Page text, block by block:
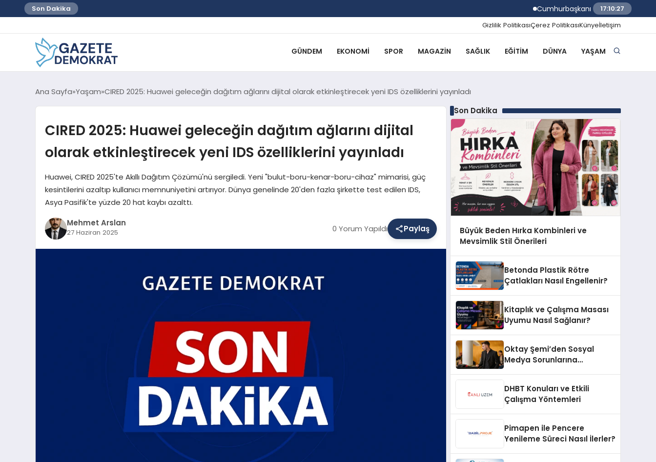
Son Dakika Cumhurbaşkanı Erdoğan TÜGVA Yaz
17:10:28
Gizlilik PolitikasıÇerez PolitikasıKünyeİletişim
GÜNDEM EKONOMI SPOR MAGAZIN SAĞLIK EĞITIM DÜNYA YAŞAM
Ana Sayfa Yaşam CIRED 2025: Huawei geleceğin dağıtım ağlarını dijital olarak etkinleştirecek yeni IDS özelliklerini yayınladı
CIRED 2025: Huawei geleceğin dağıtım ağlarını dijital
olarak etkinleştirecek yeni IDS özelliklerini yayınladı
Huawei, CIRED 2025'te Akıllı Dağıtım Çözümü'nü sergiledi. Yeni "bulut-boru-kenar-boru-cihaz" mimarisi, güç
kesintilerini azaltıp kullanıcı memnuniyetini artırıyor. Dünya genelinde 20'den fazla şirkette test edilen IDS,
Asya Pasifik'te yüzde 20 hat kaybı azalttı.
Mehmet Arslan
27 Haziran 2025 0 Yorum Yapıldı Paylaş
Son Dakika
Büyük Beden Hırka Kombinleri ve
Mevsimlik Stil Önerileri
Betonda Plastik Rötre
Çatlakları Nasıl Engellenir?
Kitaplık ve Çalışma Masası
Uyumu Nasıl Sağlanır?
Oktay Şemi’den Sosyal
Medya Sorunlarına
DHBT Konuları ve Etkili
Çalışma Yöntemleri
Pimapen ile Pencere
Yenileme Süreci Nasıl İlerler?